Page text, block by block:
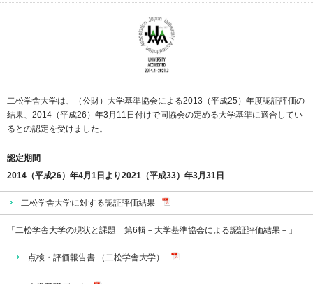
二松学舎大学は、（公財）大学基準協会による2013（平成25）年度認証評価の
結果、2014（平成26）年3月11日付けで同協会の定める大学基準に適合してい
るとの認定を受けました。
認定期間
2014（平成26）年4月1日より2021（平成33）年3月31日
二松学舎大学に対する認証評価結果
「二松学舎大学の現状と課題 第6輯－大学基準協会による認証評価結果－」
点検・評価報告書 （二松学舎大学）